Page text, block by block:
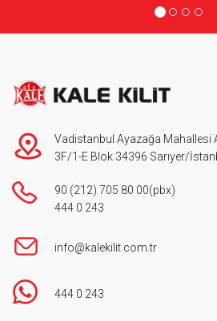
Vadistanbul Ayazağa Mahallesi
3F/1-E Blok 34396 Sarıyer/
90 (212) 705 80 00(pbx)
444 0 243
info@kalekilit.com.tr
444 0 243